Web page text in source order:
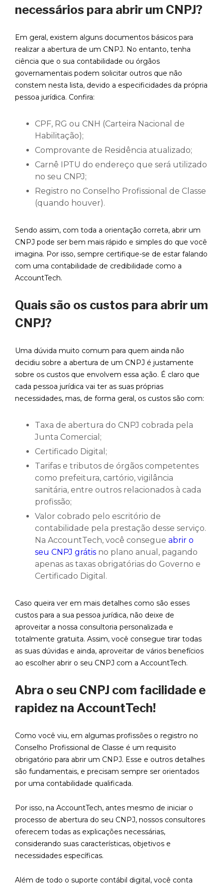
necessários para abrir um CNPJ?
Em geral, existem alguns documentos básicos para
realizar a abertura de um CNPJ. No entanto, tenha
ciência que o sua contabilidade ou órgãos
governamentais podem solicitar outros que não
constem nesta lista, devido a especificidades da própria
pessoa jurídica. Confira:
CPF, RG ou CNH (Carteira Nacional de
Habilitação);
Comprovante de Residência atualizado;
Carnê IPTU do endereço que será utilizado
no seu CNPJ;
Registro no Conselho Profissional de Classe
(quando houver).
Sendo assim, com toda a orientação correta, abrir um
CNPJ pode ser bem mais rápido e simples do que você
imagina. Por isso, sempre certifique-se de estar falando
com uma contabilidade de credibilidade como a
AccountTech.
Quais são os custos para abrir um
CNPJ?
Uma dúvida muito comum para quem ainda não
decidiu sobre a abertura de um CNPJ é justamente
sobre os custos que envolvem essa ação. É claro que
cada pessoa jurídica vai ter as suas próprias
necessidades, mas, de forma geral, os custos são com:
Taxa de abertura do CNPJ cobrada pela
Junta Comercial;
Certificado Digital;
Tarifas e tributos de órgãos competentes
como prefeitura, cartório, vigilância
sanitária, entre outros relacionados à cada
profissão;
Valor cobrado pelo escritório de
contabilidade pela prestação desse serviço.
Na AccountTech, você consegue abrir o
seu CNPJ grátis no plano anual, pagando
apenas as taxas obrigatórias do Governo e
Certificado Digital.
Caso queira ver em mais detalhes como são esses
custos para a sua pessoa jurídica, não deixe de
aproveitar a nossa consultoria personalizada e
totalmente gratuita. Assim, você consegue tirar todas
as suas dúvidas e ainda, aproveitar de vários benefícios
ao escolher abrir o seu CNPJ com a AccountTech.
Abra o seu CNPJ com facilidade e
rapidez na AccountTech!
Como você viu, em algumas profissões o registro no
Conselho Profissional de Classe é um requisito
obrigatório para abrir um CNPJ. Esse e outros detalhes
são fundamentais, e precisam sempre ser orientados
por uma contabilidade qualificada.
Por isso, na AccountTech, antes mesmo de iniciar o
processo de abertura do seu CNPJ, nossos consultores
oferecem todas as explicações necessárias,
considerando suas características, objetivos e
necessidades específicas.
Além de todo o suporte contábil digital, você conta